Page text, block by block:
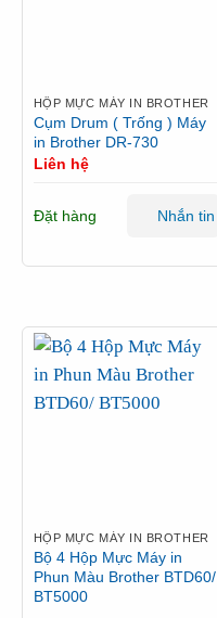
HỘP MỰC MÁY IN BROTHER
Cụm Drum ( Trống ) Máy
in Brother DR-730
Liên hệ
Đặt hàng Nhắn tin
HỘP MỰC MÁY IN BROTHER
Bộ 4 Hộp Mực Máy in
Phun Màu Brother BTD60/
BT5000